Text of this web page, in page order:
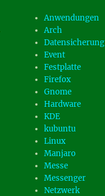
Anwendungen
Arch
Datensicherung
Event
Festplatte
Firefox
Gnome
Hardware
KDE
kubuntu
Linux
Manjaro
Messe
Messenger
Netzwerk